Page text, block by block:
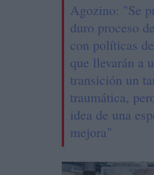
Agozino: "Se
duro proceso
con políticas
que llevarán a
transición un
traumática,
idea de una
mejora"